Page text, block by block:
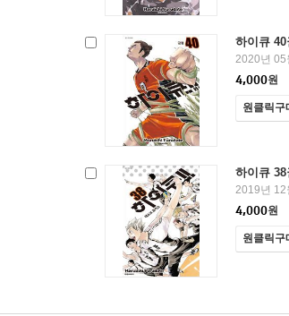
하이큐 40
2020년 05
4,000원
원클릭구
하이큐 38
2019년 12
4,000원
원클릭구